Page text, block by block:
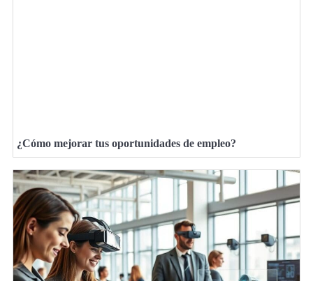
¿Cómo mejorar tus oportunidades de empleo?